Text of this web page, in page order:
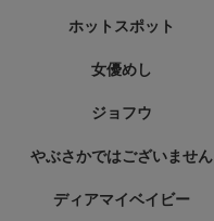
ホットスポット
女優めし
ジョフウ
やぶさかではございません
ディアマイベイビー